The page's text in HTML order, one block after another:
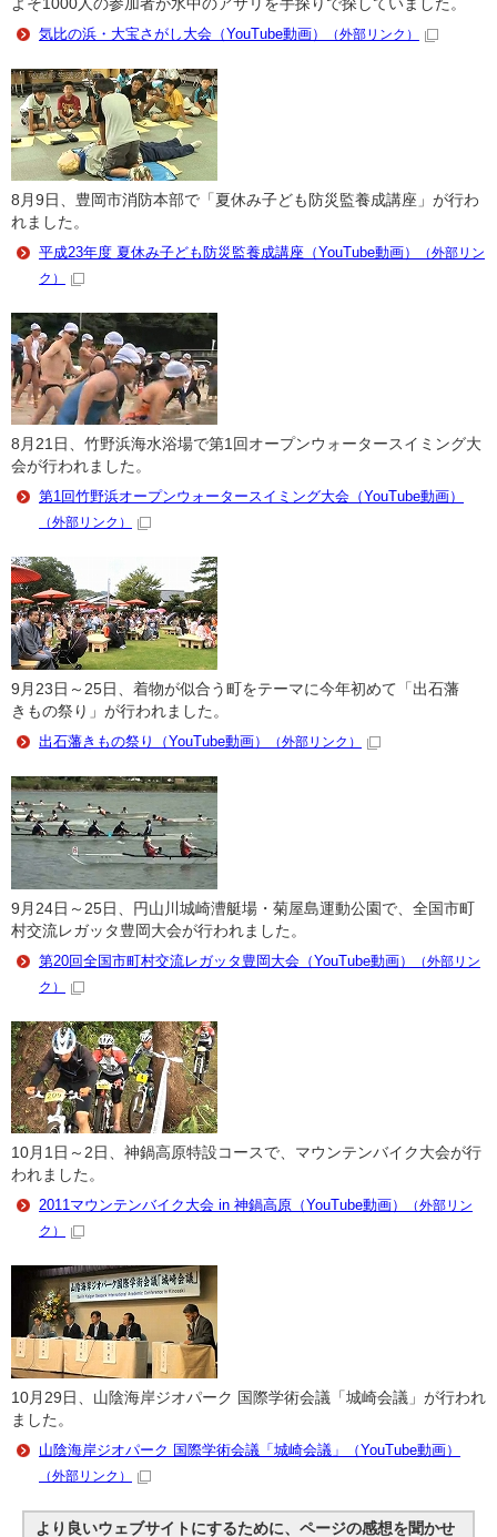
よそ1000人の参加者が水中のアサリを手探りで探していました。
気比の浜・大宝さがし大会（YouTube動画）
（外部リンク）
8月9日、豊岡市消防本部で「夏休み子ども防災監養成講座」が行わ
れました。
平成23年度 夏休み子ども防災監養成講座（YouTube動画）
（外部リン
ク）
8月21日、竹野浜海水浴場で第1回オープンウォータースイミング大
会が行われました。
第1回竹野浜オープンウォータースイミング大会（YouTube動画）
（外部リンク）
9月23日～25日、着物が似合う町をテーマに今年初めて「出石藩
きもの祭り」が行われました。
出石藩きもの祭り（YouTube動画）
（外部リンク）
9月24日～25日、円山川城崎漕艇場・菊屋島運動公園で、全国市町
村交流レガッタ豊岡大会が行われました。
第20回全国市町村交流レガッタ豊岡大会（YouTube動画）
（外部リン
ク）
10月1日～2日、神鍋高原特設コースで、マウンテンバイク大会が行
われました。
2011マウンテンバイク大会 in 神鍋高原（YouTube動画）
（外部リン
ク）
10月29日、山陰海岸ジオパーク 国際学術会議「城崎会議」が行われ
ました。
山陰海岸ジオパーク 国際学術会議「城崎会議」（YouTube動画）
（外部リンク）
より良いウェブサイトにするために、ページの感想を聞かせ